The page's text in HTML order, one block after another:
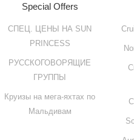
Special Offers
СПЕЦ. ЦЕНЫ НА SUN
PRINCESS
РУССКОГОВОРЯЩИЕ
ГРУППЫ
Круизы на мега-яхтах по
Мальдивам